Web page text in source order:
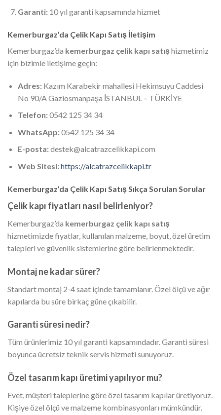
Garanti:10 yıl garanti kapsamında hizmet
Kemerburgaz’da Çelik Kapı Satış İletişim
Kemerburgaz’da kemerburgaz çelik kapı satışhizmetimiz
için bizimle iletişime geçin:
Adres:Kazım Karabekir mahallesi Hekimsuyu Caddesi
No 90/A Gaziosmanpaşa İSTANBUL – TÜRKİYE
Telefon:0542 125 34 34
WhatsApp:0542 125 34 34
E-posta:destek@alcatrazcelikkapi.com
Web Sitesi:https://alcatrazcelikkapi.tr
Kemerburgaz’da Çelik Kapı Satış Sıkça Sorulan Sorular
Çelik kapı fiyatları nasıl belirleniyor?
Kemerburgaz’da kemerburgaz çelik kapı satış
hizmetimizde fiyatlar, kullanılan malzeme, boyut, özel üretim
talepleri ve güvenlik sistemlerine göre belirlenmektedir.
Montaj ne kadar sürer?
Standart montaj 2-4 saat içinde tamamlanır. Özel ölçü ve ağır
kapılarda bu süre birkaç güne çıkabilir.
Garanti süresi nedir?
Tüm ürünlerimiz 10 yıl garanti kapsamındadır. Garanti süresi
boyunca ücretsiz teknik servis hizmeti sunuyoruz.
Özel tasarım kapı üretimi yapılıyor mu?
Evet, müşteri taleplerine göre özel tasarım kapılar üretiyoruz.
Kişiye özel ölçü ve malzeme kombinasyonları mümkündür.